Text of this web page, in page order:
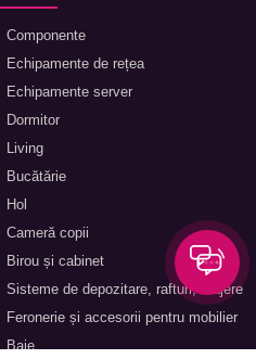
Componente
Echipamente de rețea
Echipamente server
Dormitor
Living
Bucătărie
Hol
Cameră copii
Birou și cabinet
Sisteme de depozitare, rafturi, etajere
Feronerie și accesorii pentru mobilier
Baie